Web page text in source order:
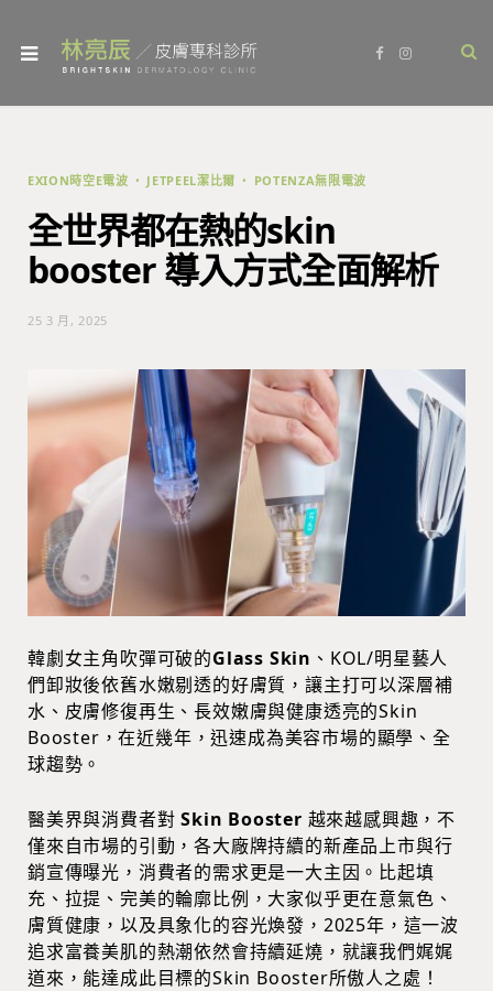
b
I
a
EXION時空E電波 JETPEEL潔比爾 POTENZA無限電波
全世界都在熱的skin
booster 導入方式全面解析
25 3 月, 2025
韓劇女主角吹彈可破的Glass Skin 、KOL/明星藝人
們卸妝後依舊水嫩剔透的好膚質，讓主打可以深層補
水、皮膚修復再生、長效嫩膚與健康透亮的Skin
Booster，在近幾年，迅速成為美容市場的顯學、全
球趨勢。
醫美界與消費者對 Skin Booster 越來越感興趣，不
僅來自市場的引動，各大廠牌持續的新產品上市與行
銷宣傳曝光，消費者的需求更是一大主因。比起填
充、拉提、完美的輪廓比例，大家似乎更在意氣色、
膚質健康，以及具象化的容光煥發，2025年，這一波
追求富養美肌的熱潮依然會持續延燒，就讓我們娓娓
道來，能達成此目標的Skin Booster所傲人之處！